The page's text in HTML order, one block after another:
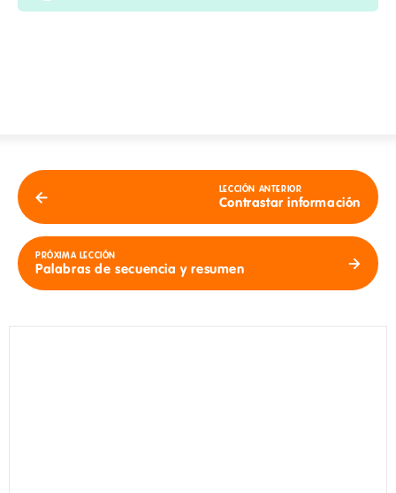
LECCIÓN ANTERIOR
Contrastar información
PRÓXIMA LECCIÓN
Palabras de secuencia y resumen